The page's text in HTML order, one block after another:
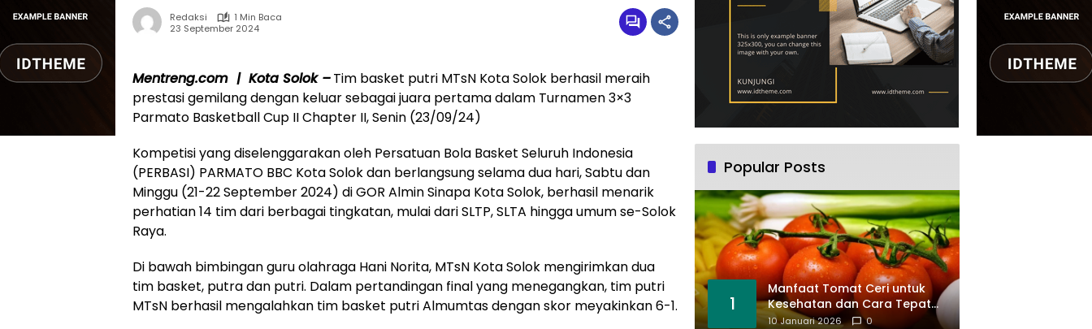
Redaksi
1 Min Baca
23 September 2024
Mentreng.com | Kota Solok –Tim basket putri MTsN Kota Solok berhasil meraih
prestasi gemilang dengan keluar sebagai juara pertama dalam Turnamen 3×3
Parmato Basketball Cup II Chapter II, Senin (23/09/24)
Kompetisi yang diselenggarakan oleh Persatuan Bola Basket Seluruh Indonesia
(PERBASI) PARMATO BBC Kota Solok dan berlangsung selama dua hari, Sabtu dan
Minggu (21-22 September 2024) di GOR Almin Sinapa Kota Solok, berhasil menarik
perhatian 14 tim dari berbagai tingkatan, mulai dari SLTP, SLTA hingga umum se-Solok
Raya.
Di bawah bimbingan guru olahraga Hani Norita, MTsN Kota Solok mengirimkan dua
tim basket, putra dan putri. Dalam pertandingan final yang menegangkan, tim putri
MTsN berhasil mengalahkan tim basket putri Almumtas dengan skor meyakinkan 6-1.
Popular Posts
1
Manfaat Tomat Ceri untuk
Kesehatan dan Cara Tepat
Mengonsumsinya
10 Januari 2026 0